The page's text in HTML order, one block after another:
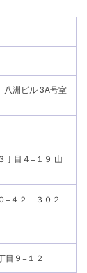
八洲ビル 3A号室
丁目４−１９ 山
−４２ ３０２
目９−１２